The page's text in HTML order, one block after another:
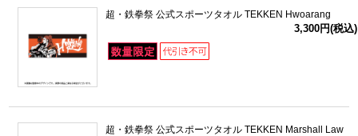
超・鉄拳祭 公式スポーツタオル TEKKEN Hwoarang
3,300円(税込)
超・鉄拳祭 公式スポーツタオル TEKKEN Marshall Law